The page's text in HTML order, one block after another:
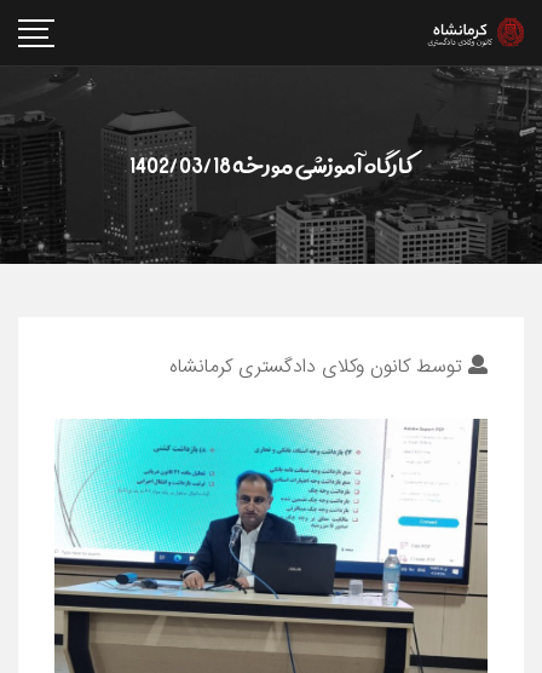
کارگاه آموزشی مورخه 1402/03/18
توسطکانون وکلای دادگستری کرمانشاه